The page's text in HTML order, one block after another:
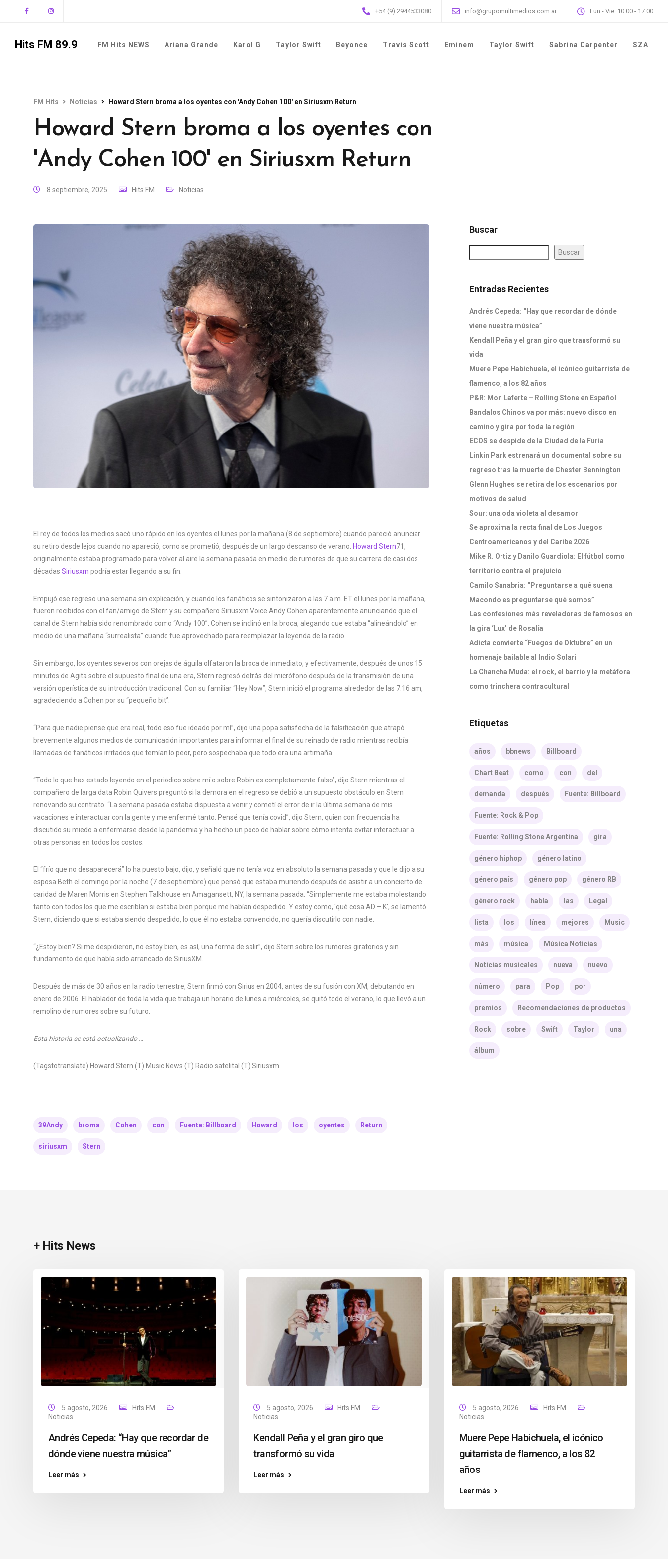
+54 (9) 2944533080 info@grupomultimedios.com.ar Lun - Vie: 10:00 - 17:00
Hits FM 89.9 FM Hits NEWS Ariana Grande Karol G Taylor Swift Beyonce Travis Scott Eminem Taylor Swift Sabrina Carpenter SZA
FM Hits Noticias Howard Stern broma a los oyentes con 'Andy Cohen 100' en Siriusxm Return
Howard Stern broma a los oyentes con
'Andy Cohen 100' en Siriusxm Return
8 septiembre, 2025 Hits FM Noticias
El rey de todos los medios sacó uno rápido en los oyentes el lunes por la mañana (8 de septiembre) cuando pareció anunciar
su retiro desde lejos cuando no apareció, como se prometió, después de un largo descanso de verano. Howard Stern71,
originalmente estaba programado para volver al aire la semana pasada en medio de rumores de que su carrera de casi dos
décadas Siriusxm podría estar llegando a su fin.
Empujó ese regreso una semana sin explicación, y cuando los fanáticos se sintonizaron a las 7 a.m. ET el lunes por la mañana,
fueron recibidos con el fan/amigo de Stern y su compañero Siriusxm Voice Andy Cohen aparentemente anunciando que el
canal de Stern había sido renombrado como “Andy 100”. Cohen se inclinó en la broca, alegando que estaba “alineándolo” en
medio de una mañana “surrealista” cuando fue aprovechado para reemplazar la leyenda de la radio.
Sin embargo, los oyentes severos con orejas de águila olfataron la broca de inmediato, y efectivamente, después de unos 15
minutos de Agita sobre el supuesto final de una era, Stern regresó detrás del micrófono después de la transmisión de una
versión operística de su introducción tradicional. Con su familiar “Hey Now”, Stern inició el programa alrededor de las 7:16 am,
agradeciendo a Cohen por su “pequeño bit”.
“Para que nadie piense que era real, todo eso fue ideado por mí”, dijo una popa satisfecha de la falsificación que atrapó
brevemente algunos medios de comunicación importantes para informar el final de su reinado de radio mientras recibía
llamadas de fanáticos irritados que temían lo peor, pero sospechaba que todo era una artimaña.
“Todo lo que has estado leyendo en el periódico sobre mí o sobre Robin es completamente falso”, dijo Stern mientras el
compañero de larga data Robin Quivers preguntó si la demora en el regreso se debió a un supuesto obstáculo en Stern
renovando su contrato. “La semana pasada estaba dispuesta a venir y cometí el error de ir la última semana de mis
vacaciones e interactuar con la gente y me enfermé tanto. Pensé que tenía covid”, dijo Stern, quien con frecuencia ha
discutido su miedo a enfermarse desde la pandemia y ha hecho un poco de hablar sobre cómo intenta evitar interactuar a
otras personas en todos los costos.
El “frío que no desaparecerá” lo ha puesto bajo, dijo, y señaló que no tenía voz en absoluto la semana pasada y que le dijo a su
esposa Beth el domingo por la noche (7 de septiembre) que pensó que estaba muriendo después de asistir a un concierto de
caridad de Maren Morris en Stephen Talkhouse en Amagansett, NY, la semana pasada. “Simplemente me estaba molestando
tanto con todos los que me escribían si estaba bien porque me habían despedido. Y estoy como, 'qué cosa AD – K', se lamentó
Stern, diciendo que si estaba siendo despedido, lo que él no estaba convencido, no quería discutirlo con nadie.
“¿Estoy bien? Si me despidieron, no estoy bien, es así, una forma de salir”, dijo Stern sobre los rumores giratorios y sin
fundamento de que había sido arrancado de SiriusXM.
Después de más de 30 años en la radio terrestre, Stern firmó con Sirius en 2004, antes de su fusión con XM, debutando en
enero de 2006. El hablador de toda la vida que trabaja un horario de lunes a miércoles, se quitó todo el verano, lo que llevó a un
remolino de rumores sobre su futuro.
Esta historia se está actualizando …
(Tagstotranslate) Howard Stern (T) Music News (T) Radio satelital (T) Siriusxm
39Andy broma Cohen con Fuente: Billboard Howard los oyentes Return
siriusxm Stern
Buscar
Buscar
Entradas Recientes
Andrés Cepeda: “Hay que recordar de dónde
viene nuestra música”
Kendall Peña y el gran giro que transformó su
vida
Muere Pepe Habichuela, el icónico guitarrista de
flamenco, a los 82 años
P&R: Mon Laferte – Rolling Stone en Español
Bandalos Chinos va por más: nuevo disco en
camino y gira por toda la región
ECOS se despide de la Ciudad de la Furia
Linkin Park estrenará un documental sobre su
regreso tras la muerte de Chester Bennington
Glenn Hughes se retira de los escenarios por
motivos de salud
Sour: una oda violeta al desamor
Se aproxima la recta final de Los Juegos
Centroamericanos y del Caribe 2026
Mike R. Ortiz y Danilo Guardiola: El fútbol como
territorio contra el prejuicio
Camilo Sanabria: “Preguntarse a qué suena
Macondo es preguntarse qué somos”
Las confesiones más reveladoras de famosos en
la gira ‘Lux’ de Rosalía
Adicta convierte “Fuegos de Oktubre” en un
homenaje bailable al Indio Solari
La Chancha Muda: el rock, el barrio y la metáfora
como trinchera contracultural
Etiquetas
años bbnews Billboard
Chart Beat como con del
demanda después Fuente: Billboard
Fuente: Rock & Pop
Fuente: Rolling Stone Argentina gira
género hiphop género latino
género país género pop género RB
género rock habla las Legal
lista los línea mejores Music
más música Música Noticias
Noticias musicales nueva nuevo
número para Pop por
premios Recomendaciones de productos
Rock sobre Swift Taylor una
álbum
+ Hits News
5 agosto, 2026
Hits FM
Noticias
Andrés Cepeda: “Hay que recordar de
dónde viene nuestra música”
Leer más
5 agosto, 2026
Hits FM
Noticias
Kendall Peña y el gran giro que
transformó su vida
Leer más
5 agosto, 2026
Hits FM
Noticias
Muere Pepe Habichuela, el icónico
guitarrista de flamenco, a los 82
años
Leer más